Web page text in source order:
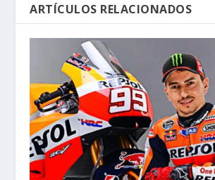
ARTÍCULOS RELACIONADOS